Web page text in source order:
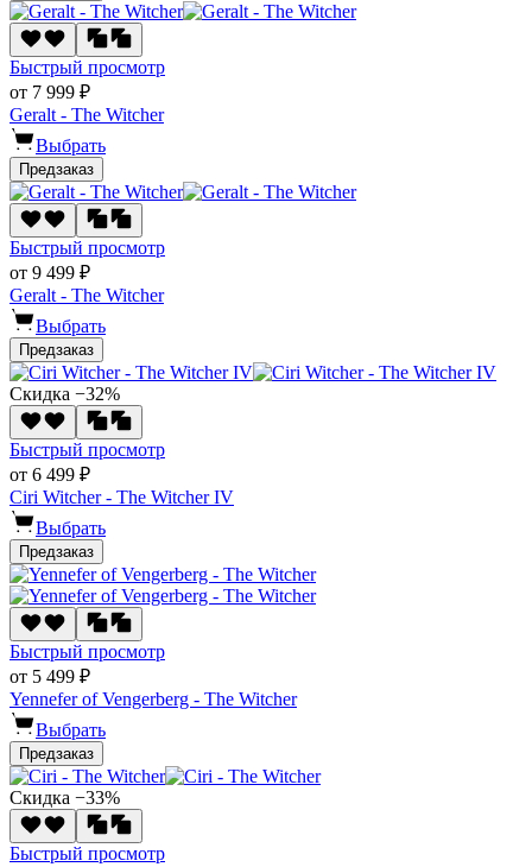
Быстрый просмотр
от 7 999 ₽
Geralt - The Witcher
Выбрать
Предзаказ
Быстрый просмотр
от 9 499 ₽
Geralt - The Witcher
Выбрать
Предзаказ
Скидка −32%
Быстрый просмотр
от 6 499 ₽
Ciri Witcher - The Witcher IV
Выбрать
Предзаказ
Быстрый просмотр
от 5 499 ₽
Yennefer of Vengerberg - The Witcher
Выбрать
Предзаказ
Скидка −33%
Быстрый просмотр